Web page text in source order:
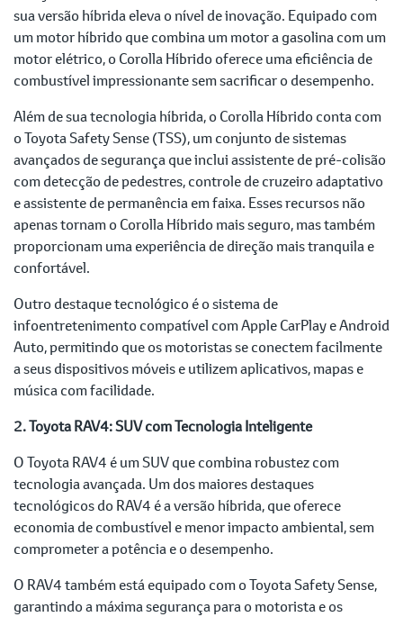
sua versão híbrida eleva o nível de inovação. Equipado com
um motor híbrido que combina um motor a gasolina com um
motor elétrico, o Corolla Híbrido oferece uma eficiência de
combustível impressionante sem sacrificar o desempenho.
Além de sua tecnologia híbrida, o Corolla Híbrido conta com
o Toyota Safety Sense (TSS), um conjunto de sistemas
avançados de segurança que inclui assistente de pré-colisão
com detecção de pedestres, controle de cruzeiro adaptativo
e assistente de permanência em faixa. Esses recursos não
apenas tornam o Corolla Híbrido mais seguro, mas também
proporcionam uma experiência de direção mais tranquila e
confortável.
Outro destaque tecnológico é o sistema de
infoentretenimento compatível com Apple CarPlay e Android
Auto, permitindo que os motoristas se conectem facilmente
a seus dispositivos móveis e utilizem aplicativos, mapas e
música com facilidade.
2. Toyota RAV4: SUV com Tecnologia Inteligente
O Toyota RAV4 é um SUV que combina robustez com
tecnologia avançada. Um dos maiores destaques
tecnológicos do RAV4 é a versão híbrida, que oferece
economia de combustível e menor impacto ambiental, sem
comprometer a potência e o desempenho.
O RAV4 também está equipado com o Toyota Safety Sense,
garantindo a máxima segurança para o motorista e os